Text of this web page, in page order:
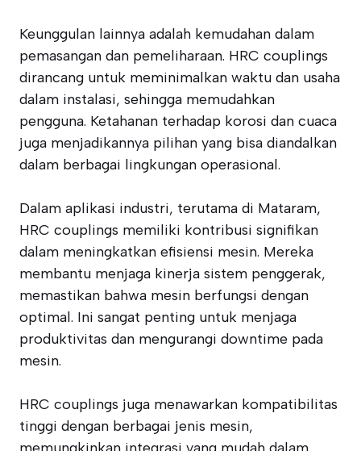
Keunggulan lainnya adalah kemudahan dalam
pemasangan dan pemeliharaan. HRC couplings
dirancang untuk meminimalkan waktu dan usaha
dalam instalasi, sehingga memudahkan
pengguna. Ketahanan terhadap korosi dan cuaca
juga menjadikannya pilihan yang bisa diandalkan
dalam berbagai lingkungan operasional.
Dalam aplikasi industri, terutama di Mataram,
HRC couplings memiliki kontribusi signifikan
dalam meningkatkan efisiensi mesin. Mereka
membantu menjaga kinerja sistem penggerak,
memastikan bahwa mesin berfungsi dengan
optimal. Ini sangat penting untuk menjaga
produktivitas dan mengurangi downtime pada
mesin.
HRC couplings juga menawarkan kompatibilitas
tinggi dengan berbagai jenis mesin,